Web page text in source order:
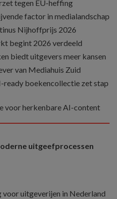
tegen EU-heffing
factor in medialandschap
Nijhoffprijs 2026
begint 2026 verdeeld
biedt uitgevers meer kansen
van Mediahuis Zuid
ready boekencollectie zet stap
voor herkenbare AI-content
uitgeefprocessen
uitgeverijen in Nederland